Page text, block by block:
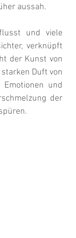
aussah.
und viele
verknüpft
der Kunst von
und
der